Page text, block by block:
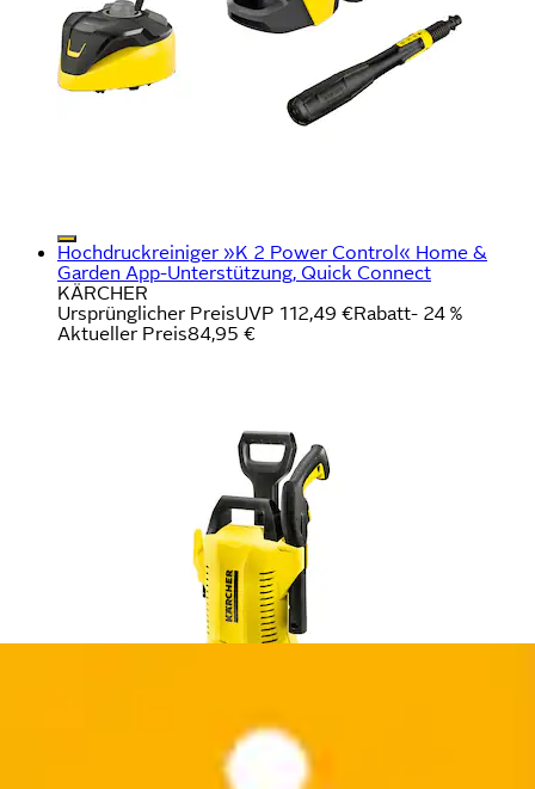
Hochdruckreiniger »K 2 Power Control« Home &
Garden App-Unterstützung, Quick Connect
KÄRCHER
Ursprünglicher PreisUVP 112,49 €Rabatt- 24 %
Aktueller Preis84,95 €